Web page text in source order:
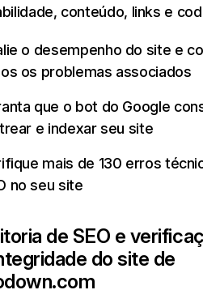
conteúdo, links e
o desempenho do site e
os problemas associados
que o bot do Google
e indexar seu site
mais de 130 erros
no seu site
de SEO e
do site de